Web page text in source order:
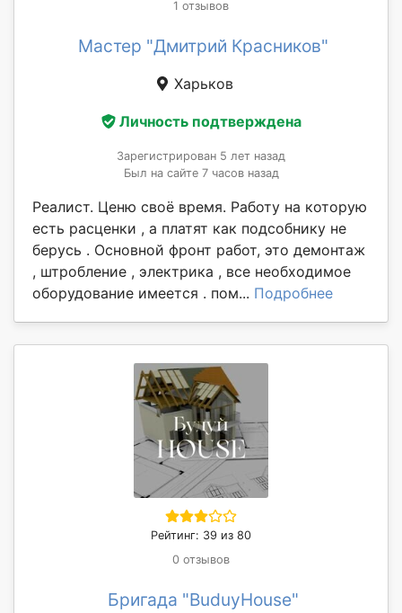
1 отзывов
Мастер "Дмитрий Красников"
Харьков
Личность подтверждена
Зарегистрирован 5 лет назад
Был на сайте 7 часов назад
Реалист. Ценю своё время. Работу на которую
есть расценки , а платят как подсобнику не
берусь . Основной фронт работ, это демонтаж
, штробление , электрика , все необходимое
оборудование имеется . пом... Подробнее
Рейтинг: 39 из 80
0 отзывов
Бригада "BuduyHouse"